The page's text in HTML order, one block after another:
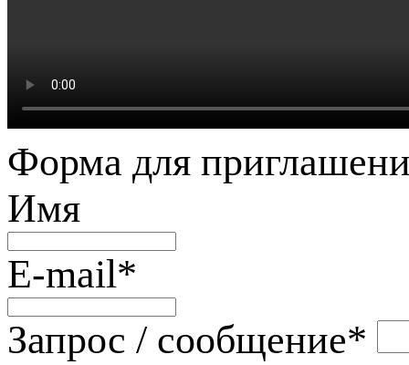
Форма для
Имя
E-mail*
Запрос / сообщение*